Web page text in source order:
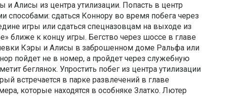
и Алисы из центра утилизации. Попасть в центр
способами: сдаться Коннору во время побега через
игры или сдаться спецназовцам на выходе из
ближе к концу игры. Бегство через шоссе в главе
Кэры и Алисы в заброшенном доме Ральфа или
пойдет не в номер, а пройдет через служебную
беглянок. Упростить побег из центра утилизации
встречается в парке развлечений в главе
которые находятся в особняке Златко. Лютер